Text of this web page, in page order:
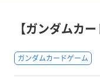
【ガンダムカ
ガンダムカードゲーム